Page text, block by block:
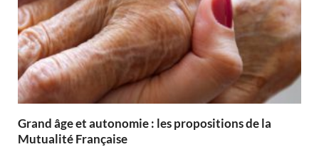
Grand âge et autonomie : les propositions de la
Mutualité Française